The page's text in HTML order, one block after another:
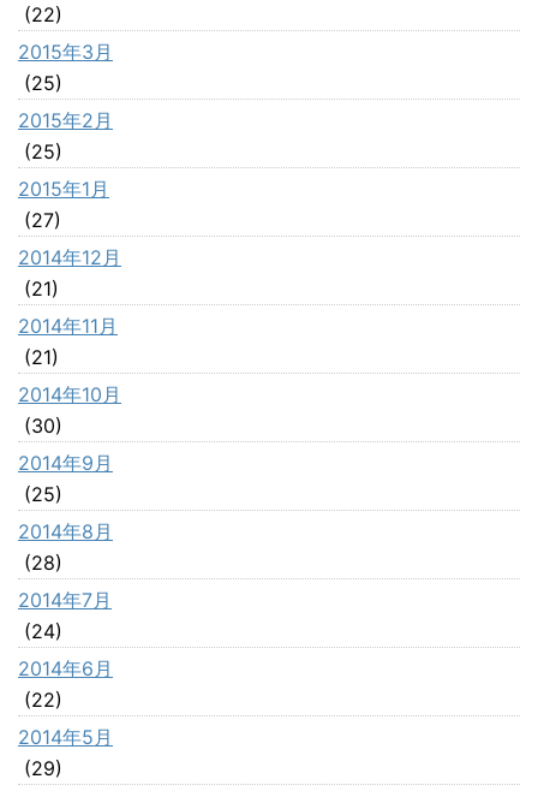
(22)
2015年3月
(25)
2015年2月
(25)
2015年1月
(27)
2014年12月
(21)
2014年11月
(21)
2014年10月
(30)
2014年9月
(25)
2014年8月
(28)
2014年7月
(24)
2014年6月
(22)
2014年5月
(29)